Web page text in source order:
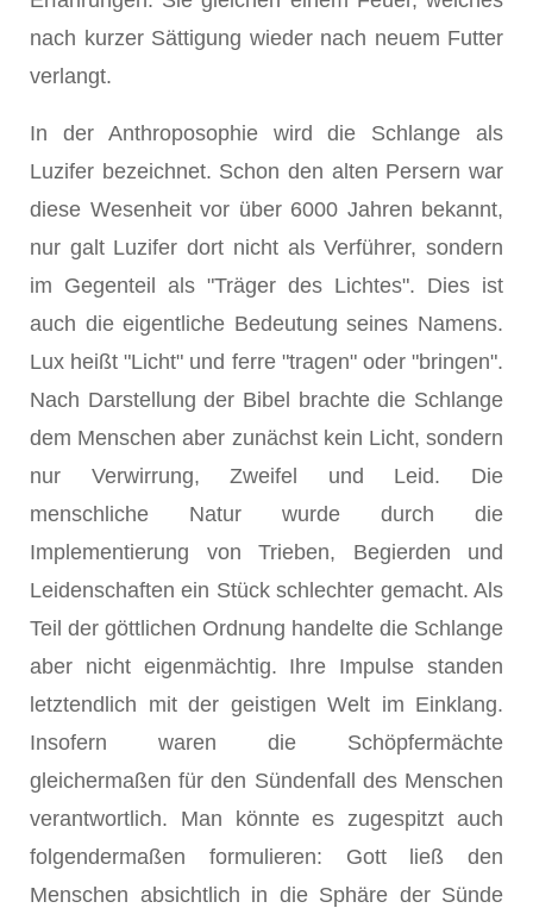
nach kurzer Sättigung wieder nach neuem Futter
verlangt.
In der Anthroposophie wird die Schlange als
Luzifer bezeichnet. Schon den alten Persern war
diese Wesenheit vor über 6000 Jahren bekannt,
nur galt Luzifer dort nicht als Verführer, sondern
im Gegenteil als "Träger des Lichtes". Dies ist
auch die eigentliche Bedeutung seines Namens.
Lux heißt "Licht" und ferre "tragen" oder "bringen".
Nach Darstellung der Bibel brachte die Schlange
dem Menschen aber zunächst kein Licht, sondern
nur Verwirrung, Zweifel und Leid. Die
menschliche Natur wurde durch die
Implementierung von Trieben, Begierden und
Leidenschaften ein Stück schlechter gemacht. Als
Teil der göttlichen Ordnung handelte die Schlange
aber nicht eigenmächtig. Ihre Impulse standen
letztendlich mit der geistigen Welt im Einklang.
Insofern waren die Schöpfermächte
gleichermaßen für den Sündenfall des Menschen
verantwortlich. Man könnte es zugespitzt auch
folgendermaßen formulieren: Gott ließ den
Menschen absichtlich in die Sphäre der Sünde